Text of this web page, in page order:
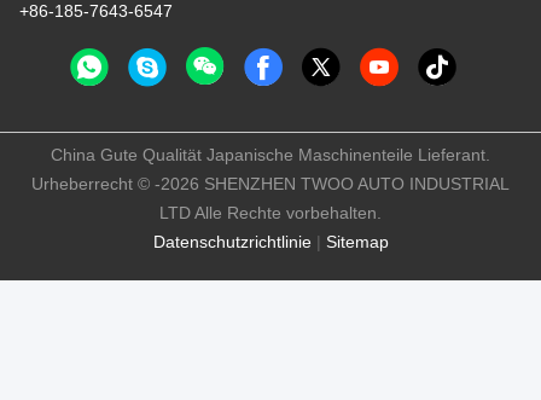
+86-185-7643-6547
Datenschutzrichtlinie| Sitemap
China Gute Qualität Japanische Maschinenteile Lieferant.
Urheberrecht © -2026 SHENZHEN TWOO AUTO INDUSTRIAL
LTD Alle Rechte vorbehalten.